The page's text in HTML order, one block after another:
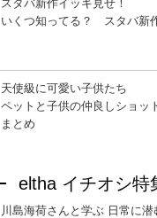
スタバ新作イッキ見せ！
いくつ知ってる？ スタバ新
天使級に可愛い子供たち
ペットと子供の仲良しショッ
まとめ
eltha イチオシ特
川島海荷さんと学ぶ 日常に潜